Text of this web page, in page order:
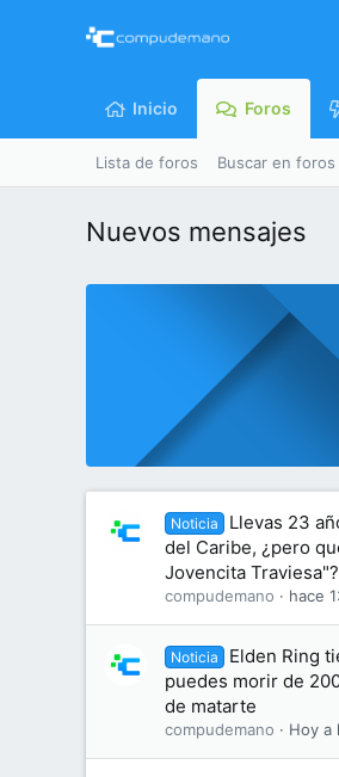
Inicio Foros
Lista de foros Buscar en foros
Nuevos mensajes
Noticia
Llevas 23
del Caribe, ¿pero
Jovencita Traviesa"?
compudemano hace
Noticia
Elden Ring
puedes morir de
de matarte
compudemano Hoy a